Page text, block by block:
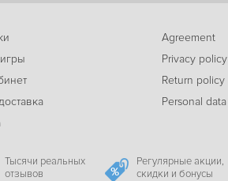
-21%
Unusual Findings
392c
Edgar - Bokbok in Boulzac
145
Agreement
Privacy policy
Return policy
Personal data
Тысячи реальных
отзывов
Регулярные акции,
скидки и бонусы